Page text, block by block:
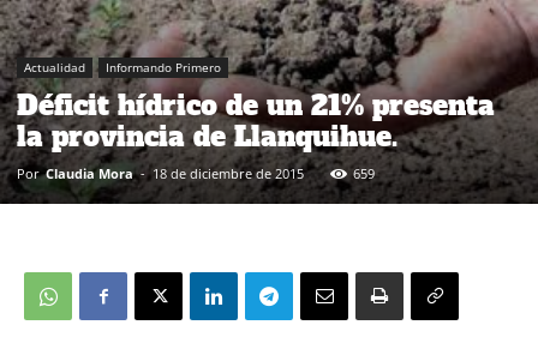
Actualidad Informando Primero
Déficit hídrico de un 21% presenta
la provincia de Llanquihue.
Por Claudia Mora - 18 de diciembre de 2015 659